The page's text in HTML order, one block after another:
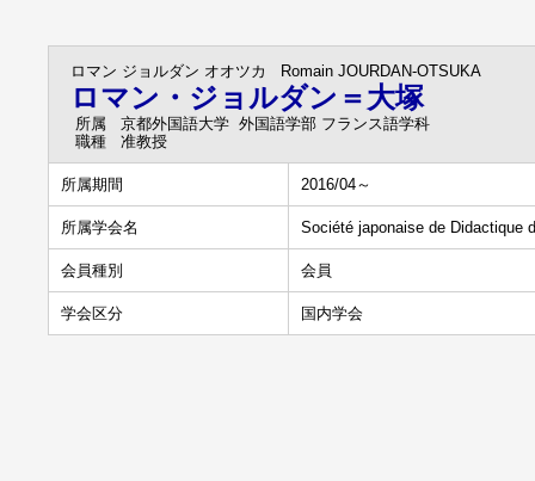
ロマン ジョルダン オオツカ Romain JOURDAN-OTSUKA
ロマン・ジョルダン＝大塚
所属
京都外国語大学 外国語学部 フランス語学科
職種
准教授
所属期間 2016/04～
所属学会名 Société japonaise de Didactique
会員種別 会員
学会区分 国内学会